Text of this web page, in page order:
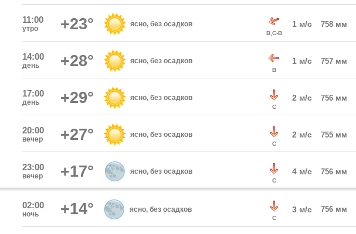
11:00
утро +23° ясно, без осадков
В,С-В
1 м/с 758 мм
14:00
день +28° ясно, без осадков
В
1 м/с 757 мм
17:00
день +29° ясно, без осадков
С
2 м/с 756 мм
20:00
вечер +27° ясно, без осадков
С
2 м/с 755 мм
23:00
вечер +17° ясно, без осадков
С
4 м/с 756 мм
02:00
ночь +14° ясно, без осадков
С
3 м/с 756 мм